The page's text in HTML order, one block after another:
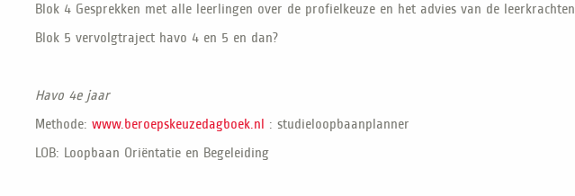
Blok 4 Gesprekken met alle leerlingen over de profielkeuze en het advies van de leerkrachten
Blok 5 vervolgtraject havo 4 en 5 en dan?
Havo 4e jaar
Methode: www.beroepskeuzedagboek.nl
: studieloopbaanplanner
LOB: Loopbaan Oriëntatie en Begeleiding